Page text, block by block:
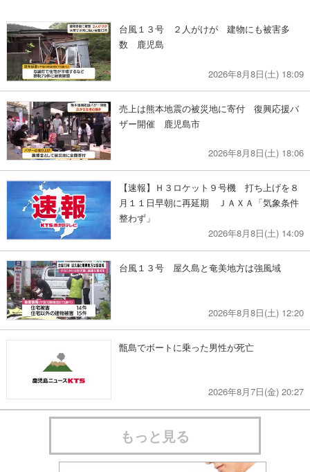
台風１３号 ２人がけが 建物にも被害多
数 鹿児島
2026年8月8日(土) 18:09
売上は熊本地震の被災地に寄付 復興応援バ
ザー開催 鹿児島市
2026年8月8日(土) 18:06
【速報】Ｈ３ロケット９号機 打ち上げを８
月１１日早朝に再延期 ＪＡＸＡ「気象条件
整わず」
2026年8月8日(土) 14:09
台風１３号 屋久島と奄美地方は強風域
2026年8月8日(土) 12:20
甑島でボートに乗った男性が死亡
2026年8月7日(金) 20:27
もっと見る